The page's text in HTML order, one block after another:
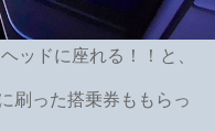
ッドに座れる！！と、
刷った搭乗券ももらっ